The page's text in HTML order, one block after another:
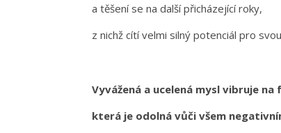
a těšení se na další přicházející roky,
z nichž cítí velmi silný potenciál pro
Vyvážená a ucelená mysl vibruje na
která je odolná vůči všem